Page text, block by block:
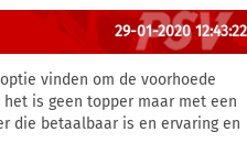
29-01-2020 12:43:22
vinden om de voorhoede
is geen topper maar met een
die betaalbaar is en ervaring en